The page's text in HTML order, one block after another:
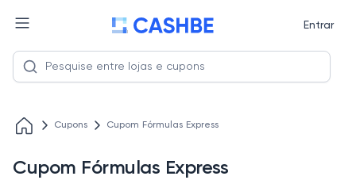
Entrar
Cupons Cupom Fórmulas Express
Cupom Fórmulas Express